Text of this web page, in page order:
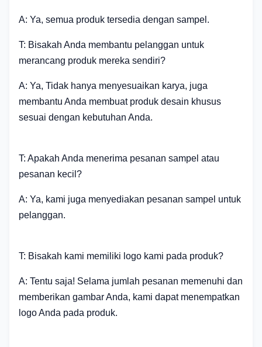
A: Ya, semua produk tersedia dengan sampel.
T: Bisakah Anda membantu pelanggan untuk
merancang produk mereka sendiri?
A: Ya, Tidak hanya menyesuaikan karya, juga
membantu Anda membuat produk desain khusus
sesuai dengan kebutuhan Anda.
T: Apakah Anda menerima pesanan sampel atau
pesanan kecil?
A: Ya, kami juga menyediakan pesanan sampel untuk
pelanggan.
T: Bisakah kami memiliki logo kami pada produk?
A: Tentu saja! Selama jumlah pesanan memenuhi dan
memberikan gambar Anda, kami dapat menempatkan
logo Anda pada produk.